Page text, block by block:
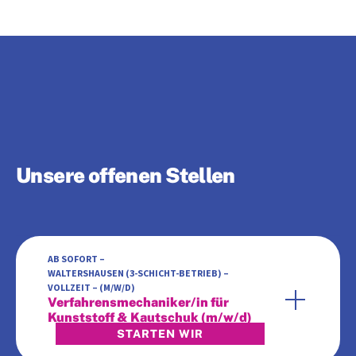
Unsere offenen Stellen
AB SOFORT –
WALTERSHAUSEN (3-SCHICHT-BETRIEB) –
VOLLZEIT – (M/W/D)
Verfahrensmechaniker/in für
Kunststoff & Kautschuk (m/w/d)
STARTEN WIR